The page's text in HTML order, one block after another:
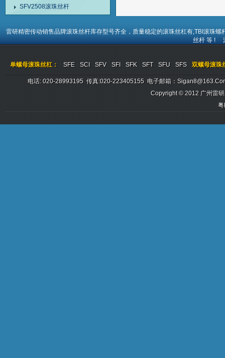
SFV2508滚珠丝杆
雷研精密传动销售品牌滚珠丝杆库存型号齐全，质量稳定的滚珠丝杠有,TBI 滚珠螺
丝杆 等 !
单螺母滚珠丝杠： SFE SCI SFV SFI SFK SFT SFU SFS 双螺母滚珠
电话: 020-28993195 传真:020-223405155 电子邮箱：
Copyright © 2012 广州雷